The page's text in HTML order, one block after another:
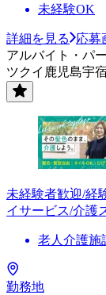
未経験OK
詳細を見る
応募
アルバイト・パ
ツクイ鹿児島宇
未経験者歓迎/経
イサービス/介護
老人介護施
勤務地